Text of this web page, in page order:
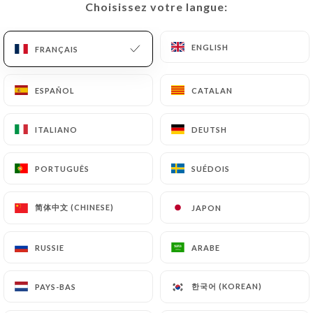
Choisissez votre langue:
FRANÇAIS ENGLISH
ESPAÑOL CATALAN
ITALIANO DEUTSH
PORTUGUÊS SUÉDOIS
简体中文 (CHINESE) JAPON
RUSSIE ARABE
PAYS-BAS 한국어 (KOREAN)
ACCUEIL/CONTACT
Chez Georges
Choisissez votre langue:
FRANÇAIS ENGLISH
ESPAÑOL CATALAN
ITALIANO DEUTSH
PORTUGUÊS SUÉDOIS
简体中文 (CHINESE) JAPON
RUSSIE ARABE
PAYS-BAS 한국어 (KOREAN)